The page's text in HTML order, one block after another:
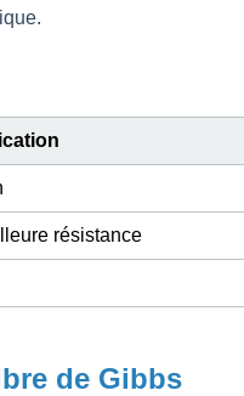
résistance
de Gibbs